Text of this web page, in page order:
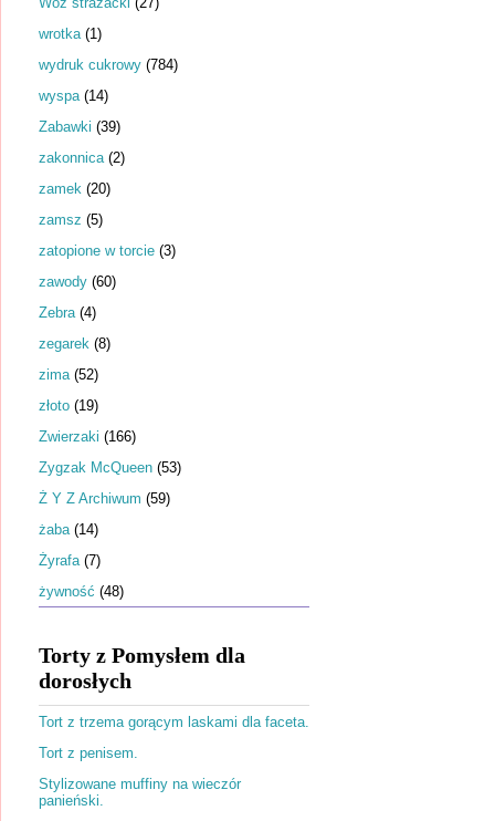
wrotka (1)
wydruk cukrowy (784)
wyspa (14)
Zabawki (39)
zakonnica (2)
zamek (20)
zamsz (5)
zatopione w torcie (3)
zawody (60)
Zebra (4)
zegarek (8)
zima (52)
złoto (19)
Zwierzaki (166)
Zygzak McQueen (53)
Ż Y Z Archiwum (59)
żaba (14)
Żyrafa (7)
żywność (48)
Torty z Pomysłem dla
dorosłych
Tort z trzema gorącym laskami dla faceta.
Tort z penisem.
Stylizowane muffiny na wieczór
panieński.